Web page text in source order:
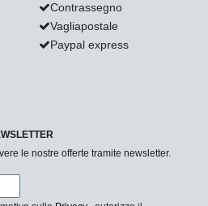
Contrassegno
Vagliapostale
Paypal express
le nostre offerte tramite newsletter.